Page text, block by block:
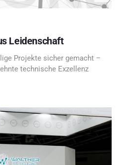
Leidenschaft
Projekte sicher gemacht –
technische Exzellenz